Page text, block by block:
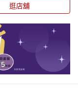
逛店舖